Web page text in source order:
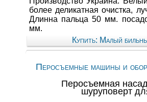
более деликатная очистка,
Длинна пальца 50 мм.
мм.
Купить: Малый
Перосъемные машины и
Перосъемная
шуруповерт